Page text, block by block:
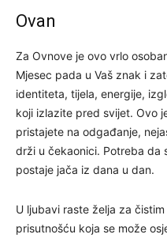
Ovan
Za Ovnove je ovo vrlo
Mjesec pada u Vaš znak i
identiteta, tijela, energije,
koji izlazite pred svijet. Ovo
pristajete na odgađanje,
drži u čekaonici. Potreba da
postaje jača iz dana u dan.
U ljubavi raste želja za
prisutnošću koja se može